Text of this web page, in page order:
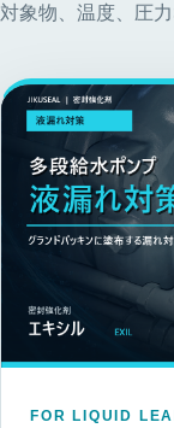
対象物、温度、圧
FOR LIQUID